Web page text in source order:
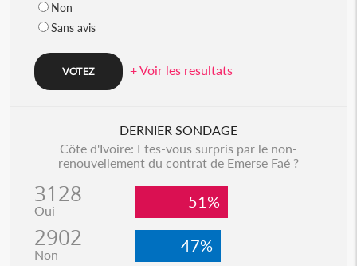
Non
Sans avis
+ Voir les resultats
DERNIER SONDAGE
Côte d'Ivoire: Etes-vous surpris par le non-
renouvellement du contrat de Emerse Faé ?
3128
Oui 51%
2902
Non 47%